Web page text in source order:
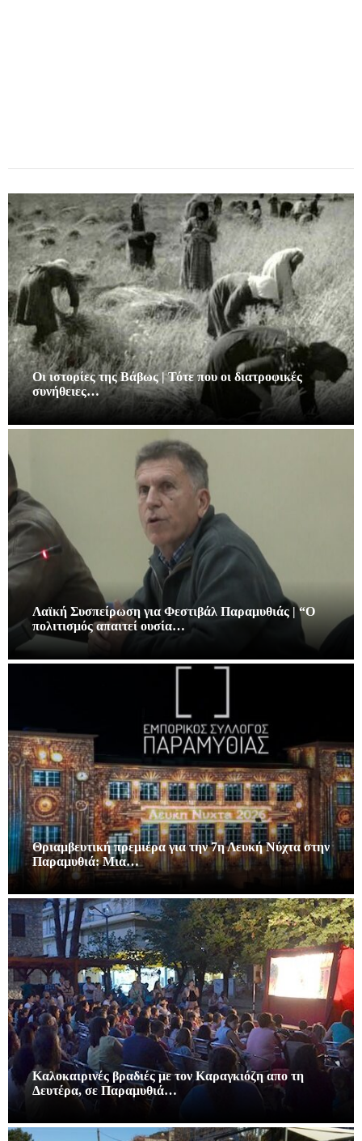
Οι ιστορίες της Βάβως | Τότε που οι διατροφικές
συνήθειες…
Λαϊκή Συσπείρωση για Φεστιβάλ Παραμυθιάς | “Ο
πολιτισμός απαιτεί ουσία…
Θριαμβευτική πρεμιέρα για την 7η Λευκή Νύχτα στην
Παραμυθιά: Μια…
Καλοκαιρινές βραδιές με τον Καραγκιόζη απο τη
Δευτέρα, σε Παραμυθιά…